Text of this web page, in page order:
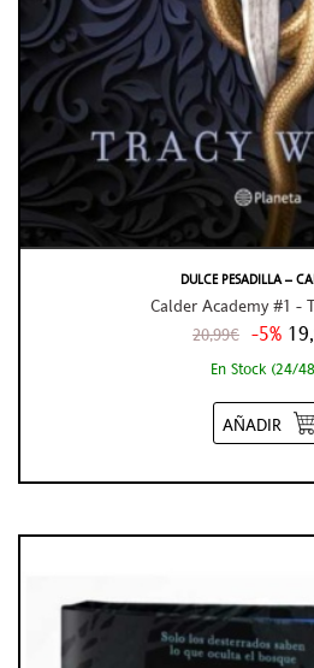
DULCE PESADILLA –
Calder Academy #1 -
20,99€ -5%
En Stock (24/
AÑADIR